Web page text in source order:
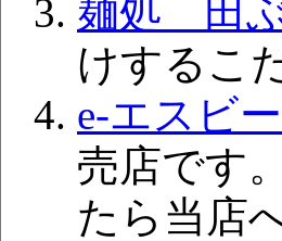
麺処 田
けするこ
e-エスビ
売店です
たら当店